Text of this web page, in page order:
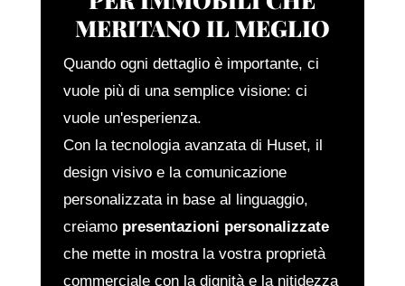
MERITANO IL MEGLIO
Quando ogni dettaglio è importante, ci
vuole più di una semplice visione: ci
vuole un'esperienza.
Con la tecnologia avanzata di Huset, il
design visivo e la comunicazione
personalizzata in base al linguaggio,
creiamo presentazioni personalizzate
che mette in mostra la vostra proprietà
commerciale con la dignità e la nitidezza